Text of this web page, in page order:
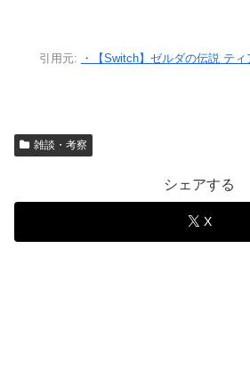
引用元:
・【Switch】ゼルダの伝説 テ
雑談・考察
シェアする
X